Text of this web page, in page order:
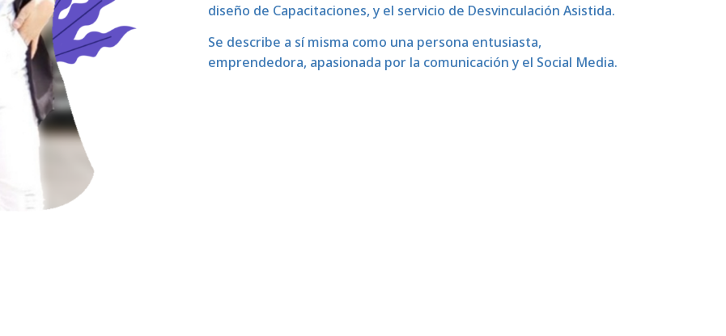
diseño de Capacitaciones, y el servicio de Desvinculación Asistida.
Se describe a sí misma como una persona entusiasta,
emprendedora, apasionada por la comunicación y el Social Media.